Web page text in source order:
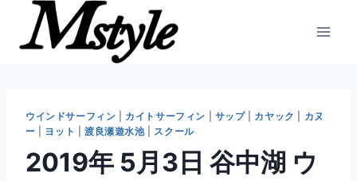
ウインドサーフィン カイトサーフィン サップ| カヤック
カヌ
ー
ヨット 渡良瀬遊水池| スクール
2019年 5月3日 谷中湖 ウ